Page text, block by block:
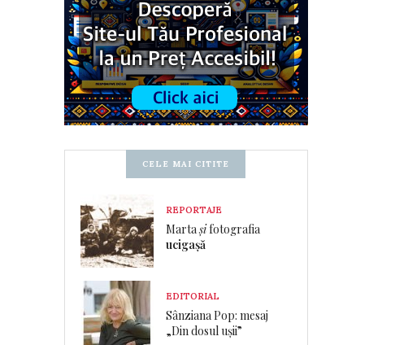
CELE MAI CITITE
REPORTAJE
Martașifotografia
ucigașă
EDITORIAL
Sânziana Pop: mesaj
„Din dosul ușii”